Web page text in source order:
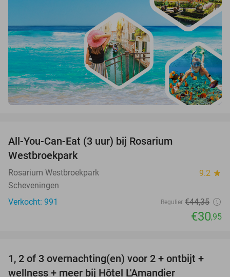
All-You-Can-Eat (3 uur) bij Rosarium
Westbroekpark
Rosarium Westbroekpark 9.2 star
Scheveningen
Verkocht: 991
Regulier €44,35
€30,95
32%
TODAY
1, 2 of 3 overnachting(en) voor 2 + ontbijt +
wellness + meer bij Hôtel L'Amandier